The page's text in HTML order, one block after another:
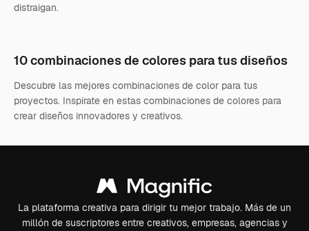
distraigan.
10 combinaciones de colores para tus diseños
Descubre las mejores combinaciones de color para tus
proyectos. Inspirate en estas combinaciones de colores para
crear diseños innovadores y creativos.
La plataforma creativa para dirigir tu mejor trabajo. Más de un
millón de suscriptores entre creativos, empresas, agencias y